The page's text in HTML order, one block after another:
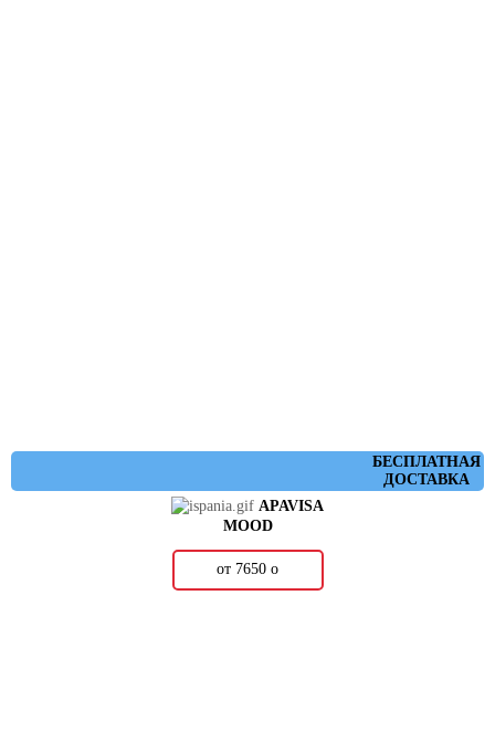
БЕСПЛАТНАЯ
ДОСТАВКА
APAVISA
MOOD
от 7650 о